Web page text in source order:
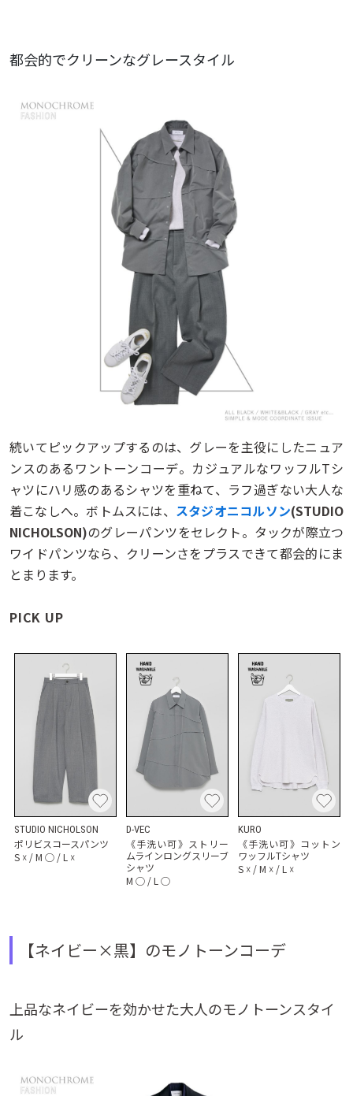
都会的でクリーンなグレースタイル
続いてピックアップするのは、グレーを主役にしたニュア
ンスのあるワントーンコーデ。カジュアルなワッフルTシ
ャツにハリ感のあるシャツを重ねて、ラフ過ぎない大人な
着こなしへ。ボトムスには、 スタジオニコルソン(STUDIO
NICHOLSON)のグレーパンツをセレクト。タックが際立つ
ワイドパンツなら、クリーンさをプラスできて都会的にま
とまります。
PICK UP
STUDIO NICHOLSON
ポリビスコースパンツ
S ☓ /M ◯ /L ☓
D-VEC
《手洗い可》ストリー
ムラインロングスリーブ
シャツ
M ◯ /L ◯
KURO
《手洗い可》コットン
ワッフルTシャツ
S ☓ /M ☓ /L ☓
【ネイビー×黒】のモノトーンコーデ
上品なネイビーを効かせた大人のモノトーンスタイ
ル